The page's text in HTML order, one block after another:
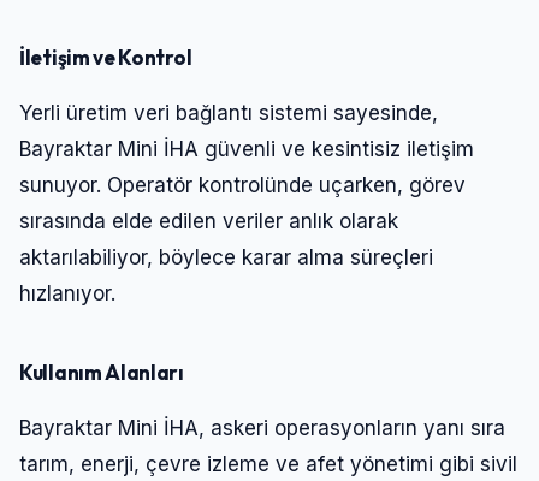
İletişim ve Kontrol
Yerli üretim veri bağlantı sistemi sayesinde,
Bayraktar Mini İHA güvenli ve kesintisiz iletişim
sunuyor. Operatör kontrolünde uçarken, görev
sırasında elde edilen veriler anlık olarak
aktarılabiliyor, böylece karar alma süreçleri
hızlanıyor.
Kullanım Alanları
Bayraktar Mini İHA, askeri operasyonların yanı sıra
tarım, enerji, çevre izleme ve afet yönetimi gibi sivil